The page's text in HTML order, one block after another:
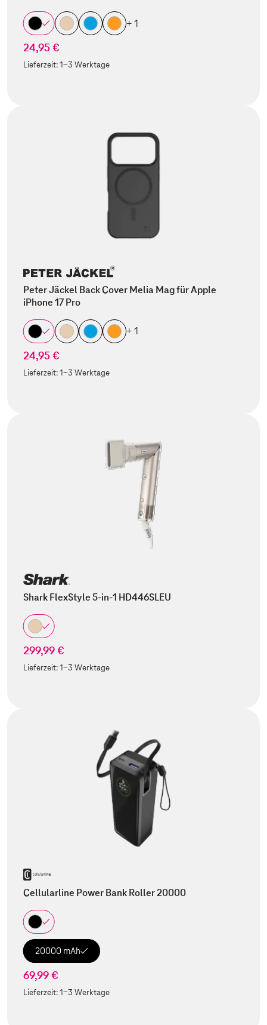
+ 1
24,95 €
Lieferzeit:1-3 Werktage
Peter Jäckel Back Cover Melia Mag für Apple
iPhone 17 Pro
+ 1
24,95 €
Lieferzeit:1-3 Werktage
Shark FlexStyle 5-in-1 HD446SLEU
299,99 €
Lieferzeit:1-3 Werktage
Cellularline Power Bank Roller 20000
20000 mAh
69,99 €
Lieferzeit:1-3 Werktage